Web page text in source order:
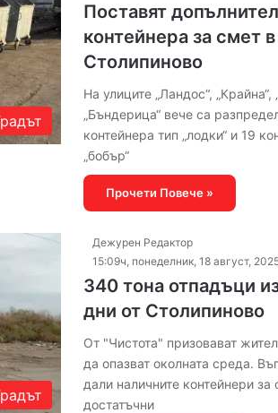
Поставят
контейнера за смет в
Столипиново
На улиците „Ландос“, „Крайна“,
„Бъндерица“ вече са
контейнера тип „лодки“ и 19
„бобър“
Прочети Повече »
Дежурен Редактор
15:09ч, понеделник, 18 август,
340 тона отпадъци
дни от Столипиново
От "Чистота" призовават
да опазват околната среда.
дали наличните контейнери за
достатъчни